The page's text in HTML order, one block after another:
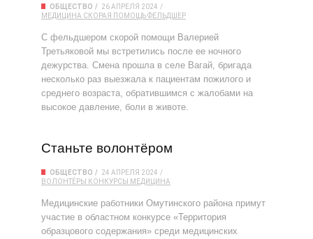
ОБЩЕСТВО
26 АПРЕЛЯ 2024
МЕДИЦИНА СКОРАЯ ПОМОЩЬФЕЛЬДШЕР
С фельдшером скорой помощи Валерией
Третьяковой мы встретились после ее ночного
дежурства. Смена прошла в селе Вагай, бригада
несколько раз выезжала к пациентам пожилого и
среднего возраста, обратившимся с жалобами на
высокое давление, боли в животе.
Станьте волонтёром
ОБЩЕСТВО
24 АПРЕЛЯ 2024
ВОЛОНТЁРЫ
КОНКУРСЫ МЕДИЦИНА
Медицинские работники Омутинского района примут
участие в областном конкурсе «Территория
образцового содержания» среди медицинских